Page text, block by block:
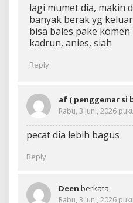
lagi mumet dia, makin
banyak berak yg
bisa bales pake
kadrun, anies, siah
Reply
af ( penggemar si
Rabu, 3 Juni, 2026
pecat dia lebih bagus
Reply
Deen berkata:
Rabu, 3 Juni, 2026